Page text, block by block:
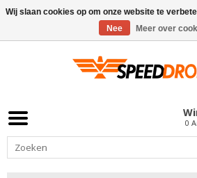
0
Wij slaan cookies op om onze website te
Nee
Meer over